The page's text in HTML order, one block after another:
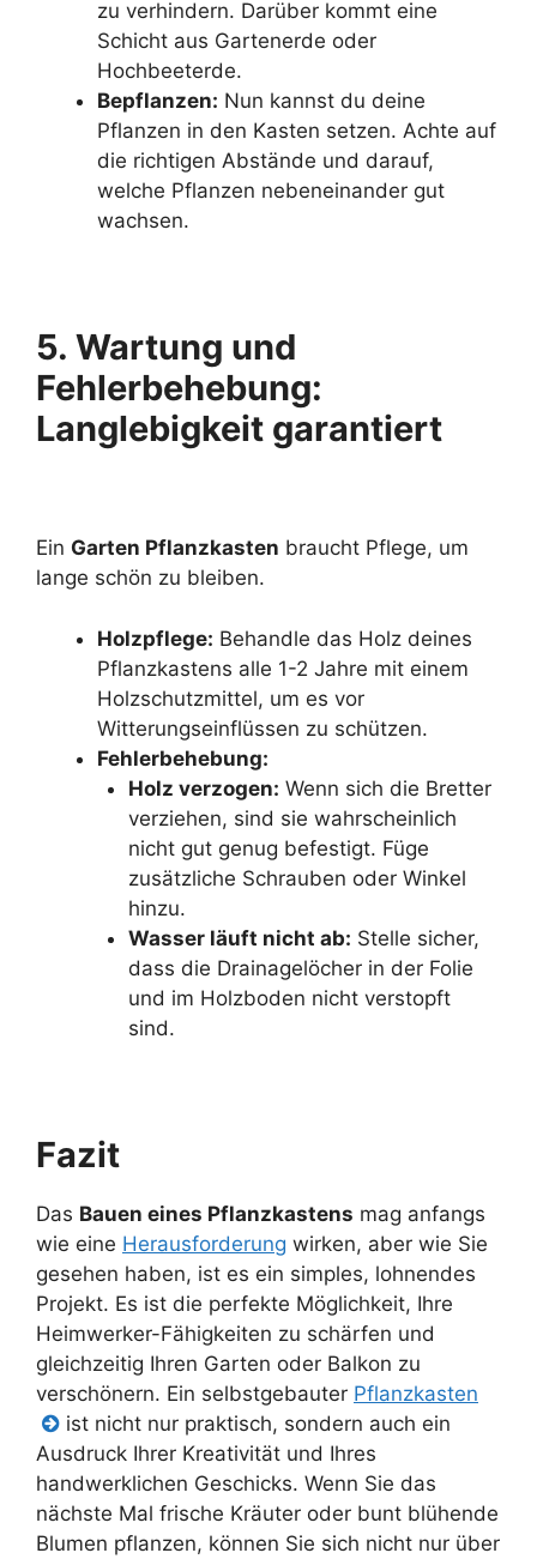
zu verhindern. Darüber kommt eine
Schicht aus Gartenerde oder
Hochbeeterde.
Bepflanzen: Nun kannst du deine
Pflanzen in den Kasten setzen. Achte auf
die richtigen Abstände und darauf,
welche Pflanzen nebeneinander gut
wachsen.
5. Wartung und
Fehlerbehebung:
Langlebigkeit garantiert
Ein Garten Pflanzkasten braucht Pflege, um
lange schön zu bleiben.
Holzpflege: Behandle das Holz deines
Pflanzkastens alle 1-2 Jahre mit einem
Holzschutzmittel, um es vor
Witterungseinflüssen zu schützen.
Fehlerbehebung:
Holz verzogen: Wenn sich die Bretter
verziehen, sind sie wahrscheinlich
nicht gut genug befestigt. Füge
zusätzliche Schrauben oder Winkel
hinzu.
Wasser läuft nicht ab: Stelle sicher,
dass die Drainagelöcher in der Folie
und im Holzboden nicht verstopft
sind.
Fazit
Das Bauen eines Pflanzkastens mag anfangs
wie eine Herausforderung wirken, aber wie Sie
gesehen haben, ist es ein simples, lohnendes
Projekt. Es ist die perfekte Möglichkeit, Ihre
Heimwerker-Fähigkeiten zu schärfen und
gleichzeitig Ihren Garten oder Balkon zu
verschönern. Ein selbstgebauter Pflanzkasten
ist nicht nur praktisch, sondern auch ein
Ausdruck Ihrer Kreativität und Ihres
handwerklichen Geschicks. Wenn Sie das
nächste Mal frische Kräuter oder bunt blühende
Blumen pflanzen, können Sie sich nicht nur über